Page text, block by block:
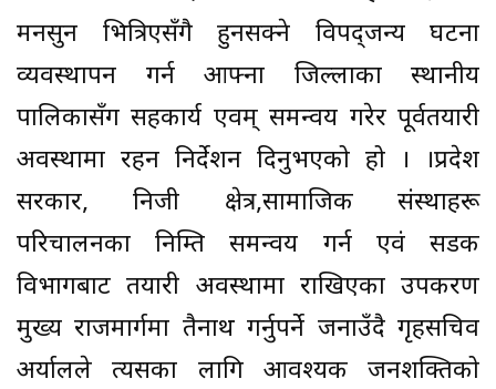
मनसुन भित्रिएसँगै हुनसक्ने विपद्जन्य घटना
व्यवस्थापन गर्न आफ्ना जिल्लाका स्थानीय
पालिकासँग सहकार्य एवम् समन्वय गरेर पूर्वतयारी
अवस्थामा रहन निर्देशन दिनुभएको हो । ।प्रदेश
सरकार, निजी क्षेत्र,सामाजिक संस्थाहरू
परिचालनका निम्ति समन्वय गर्न एवं सडक
विभागबाट तयारी अवस्थामा राखिएका उपकरण
मुख्य राजमार्गमा तैनाथ गर्नुपर्ने जनाउँदै गृहसचिव
अर्यालले त्यसका लागि आवश्यक जनशक्तिको